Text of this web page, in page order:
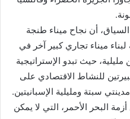
أن نجاح ميناء طنجة
ميناء تجاري كبير آخر في
50 كيلومترا من مليلية، حيث تبدو الإستراتيجية
للنشاط الاقتصادي على
سبتة ومليلية الإسبانيتين.
البحر الأحمر، التي لا يمكن